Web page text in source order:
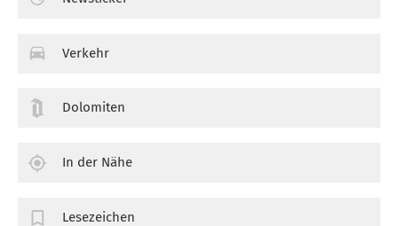
Verkehr
Dolomiten
In der Nähe
Lesezeichen